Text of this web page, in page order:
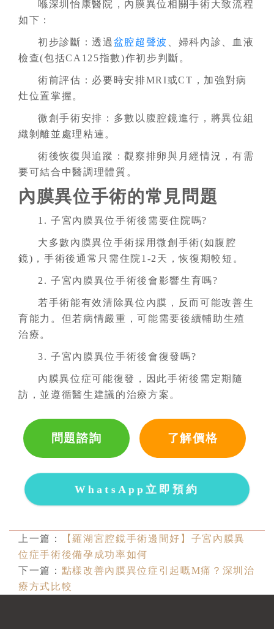
喺深圳怡康醫院，內膜異位相關手術大致流程
如下：
初步診斷：透過 盆腔超聲波
、婦科內診、血液
檢查(包括CA125指數)作初步判斷。
術前評估：必要時安排MRI或CT，加強對病
灶位置掌握。
微創手術安排：多數以腹腔鏡進行，將異位組
織剝離並處理粘連。
術後恢復與追蹤：觀察排卵與月經情況，有需
要可結合中醫調理體質。
內膜異位手術的常見問題
1. 子宮內膜異位手術後需要住院嗎?
大多數內膜異位手術採用微創手術(如腹腔
鏡)，手術後通常只需住院1-2天，恢復期較短。
2. 子宮內膜異位手術後會影響生育嗎?
若手術能有效清除異位內膜，反而可能改善生
育能力。但若病情嚴重，可能需要後續輔助生殖
治療。
3. 子宮內膜異位手術後會復發嗎?
內膜異位症可能復發，因此手術後需定期隨
訪，並遵循醫生建議的治療方案。
問題諮詢 了解價格
WhatsApp立即預約
上一篇：
【羅湖宮腔鏡手術邊間好】子宮內膜異
位症手術後備孕成功率如何
下一篇： 點樣改善內膜異位症引起嘅M痛？深圳治
療方式比較